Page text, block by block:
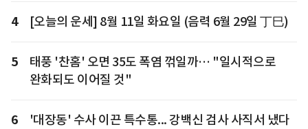
4 [오늘의 운세] 8월 11일 화요일 (음력 6월 29일 丁巳)
5
태풍 '찬홈' 오면 35도 폭염 꺾일까… "일시적으로
완화되도 이어질 것"
6 '대장동' 수사 이끈 특수통... 강백신 검사 사직서 냈다